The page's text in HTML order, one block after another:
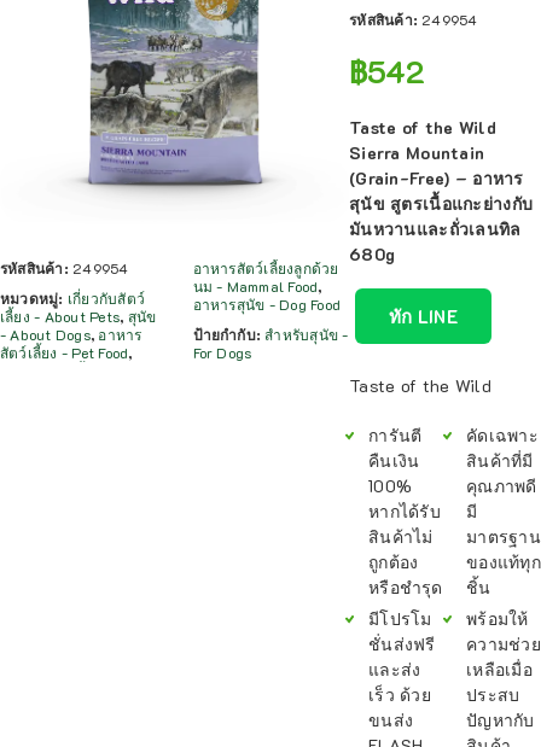
รหัสสินค้า: 249954
หมวดหมู่: เกี่ยวกับสัตว์
เลี้ยง - About Pets, สุนัข
- About Dogs, อาหาร
สัตว์เลี้ยง - Pet Food,
อาหารสัตว์เลี้ยงลูกด้วย
นม - Mammal Food,
อาหารสุนัข - Dog Food
ป้ายกำกับ:สำหรับสุนัข -
For Dogs
รหัสสินค้า: 249954
฿542
Taste of the Wild
Sierra Mountain
(Grain-Free) – อาหาร
สุนัข สูตรเนื้อแกะย่างกับ
มันหวานและถั่วเลนทิล
680g
ทัก LINE
Taste of the Wild
การันตี
คืนเงิน
100%
หากได้รับ
สินค้าไม่
ถูกต้อง
หรือชำรุด
มีโปรโม
ชั่นส่งฟรี
และส่ง
เร็ว ด้วย
ขนส่ง
คัดเฉพาะ
สินค้าที่มี
คุณภาพดี
มี
มาตรฐาน
ของแท้ทุก
ชิ้น
พร้อมให้
ความช่วย
เหลือเมื่อ
ประสบ
ปัญหากับ